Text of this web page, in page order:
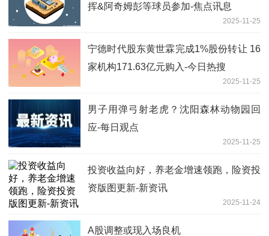
挥&阿奇姆彭等球员参加-焦点讯息
2025-11-25
宁德时代股东黄世霖完成1%股份转让 16
家机构171.63亿元购入-今日热搜
2025-11-25
男子用弹弓射老虎？沈阳森林动物园回
应-每日观点
2025-11-25
投资收益向好，养老金增速领跑，险资投
资版图更新-新资讯
2025-11-24
A股调整或现入场良机